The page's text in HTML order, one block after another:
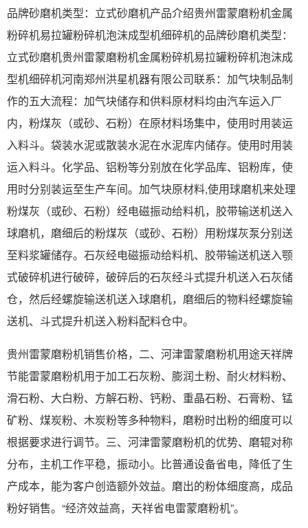
品牌砂磨机类型：立式砂磨机产品介绍贵州雷蒙磨粉机金属
粉碎机易拉罐粉碎机泡沫成型机细碎机的品牌砂磨机类型：
立式砂磨机贵州雷蒙磨粉机金属粉碎机易拉罐粉碎机泡沫成
型机细碎机河南郑州洪星机器有限公司联系：加气块制品制
作的五大流程：加气块储存和供料原材料均由汽车运入厂
内，粉煤灰（或砂、石粉）在原材料场集中，使用时用装运
入料斗。袋装水泥或散装水泥在水泥库内储存。使用时用装
运入料斗。化学品、铝粉等分别放在化学品库、铝粉库，使
用时分别装运至生产车间。加气块原材料,使用球磨机来处理
粉煤灰（或砂、石粉）经电磁振动给料机，胶带输送机送入
球磨机，磨细后的粉煤灰（或砂、石粉）用粉煤灰泵分别送
至料浆罐储存。石灰经电磁振动给料机、胶带输送机送入颚
式破碎机进行破碎，破碎后的石灰经斗式提升机送入石灰储
仓，然后经螺旋输送机送入球磨机，磨细后的物料经螺旋输
送机、斗式提升机送入粉料配料仓中。
贵州雷蒙磨粉机销售价格，二、河津雷蒙磨粉机用途天祥牌
节能雷蒙磨粉机用于加工石灰粉、膨润土粉、耐火材料粉、
滑石粉、大白粉、方解石粉、钙粉、重晶石粉、石膏粉、锰
矿粉、煤炭粉、木炭粉等多种物料，磨粉时出粉的细度可以
根据要求进行调节。三、河津雷蒙磨粉机的优势、磨辊对称
分布，主机工作平稳，振动小。比普通设备省电，降低了生
产成本，能为客户创造额外效益。磨出的粉体细度高，成品
粉好销售。“经济效益高，天祥省电雷蒙磨粉机”。